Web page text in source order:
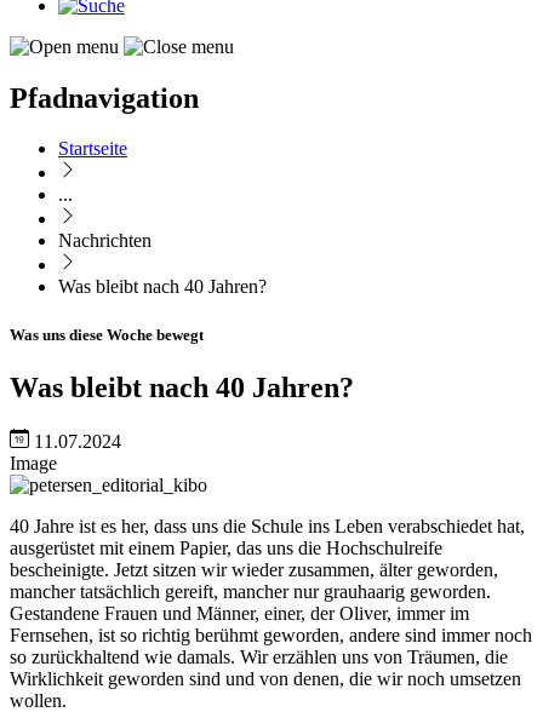
Pfadnavigation
Startseite
...
Nachrichten
Was bleibt nach 40 Jahren?
Was uns diese Woche bewegt
Was bleibt nach 40 Jahren?
11.07.2024
Image
40 Jahre ist es her, dass uns die Schule ins Leben verabschiedet hat,
ausgerüstet mit einem Papier, das uns die Hochschulreife
bescheinigte. Jetzt sitzen wir wieder zusammen, älter geworden,
mancher tatsächlich gereift, mancher nur grauhaarig geworden.
Gestandene Frauen und Männer, einer, der Oliver, immer im
Fernsehen, ist so richtig berühmt geworden, andere sind immer noch
so zurückhaltend wie damals. Wir erzählen uns von Träumen, die
Wirklichkeit geworden sind und von denen, die wir noch umsetzen
wollen.